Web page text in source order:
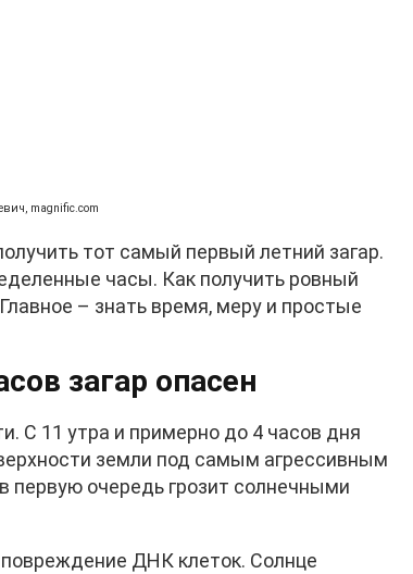
magnific.com
тот самый первый летний загар.
часы. Как получить ровный
– знать время, меру и простые
загар опасен
С 11 утра и примерно до 4 часов дня
земли под самым агрессивным
первую очередь грозит солнечными
ДНК клеток. Солнце